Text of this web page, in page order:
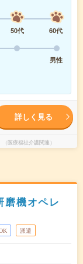
50代
60代
男性
詳しく見る
医療福祉介護関連）
磨機オペレ
派遣